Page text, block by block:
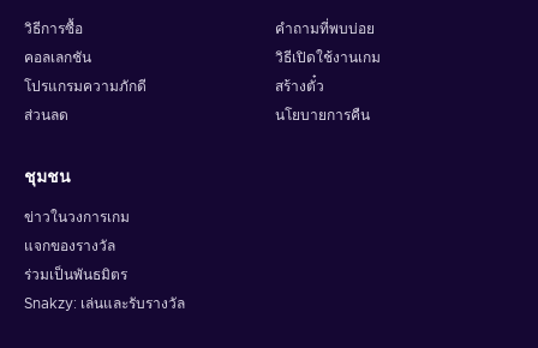
วิธีการซื้อ
คอลเลกชัน
โปรแกรมความภักดี
ส่วนลด
คำถามที่พบบ่อย
วิธีเปิดใช้งานเกม
สร้างตั๋ว
นโยบายการคืน
ชุมชน
ข่าวในวงการเกม
แจกของรางวัล
ร่วมเป็นพันธมิตร
Snakzy: เล่นและรับรางวัล